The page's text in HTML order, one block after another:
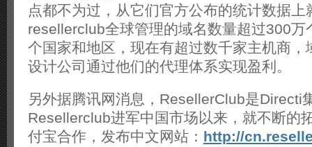
点都不为过，从它们官方公布的统计数据上
resellerclub全球管理的域名数量超过300万
个国家和地区，现在有超过数千家主机商，
设计公司通过他们的代理体系实现盈利。
另外据腾讯网消息，ResellerClub是Directi
Resellerclub进军中国市场以来，就不断的
付宝合作，发布中文网站： http://